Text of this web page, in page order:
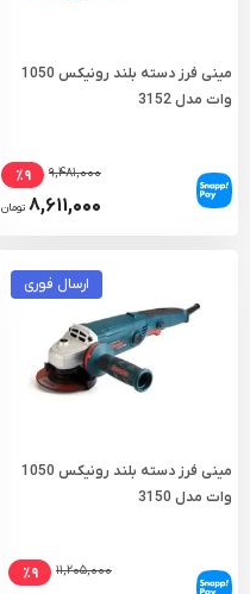
مینی فرز دسته بلند رونیکس 1050
وات مدل 3152
۹,۴۸۱,۰۰۰ ٪۹
۸,۶۱۱,۰۰۰ تومان
ارسال فوری
مینی فرز دسته بلند رونیکس 1050
وات مدل 3150
۱۱,۲۰۵,۰۰۰ ٪۹